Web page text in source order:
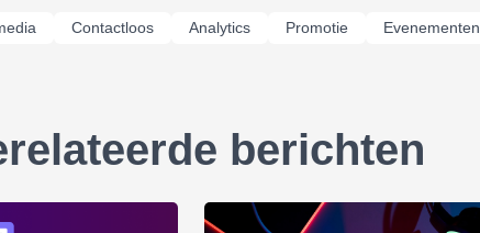
Contactloos Analytics Promotie Evenementen
berichten